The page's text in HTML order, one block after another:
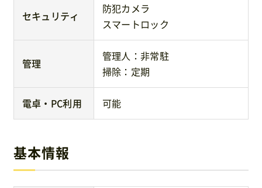
セキュリティ
防犯カメラ
スマートロック
管理
管理人：非常駐
掃除：定期
電卓・PC利用 可能
基本情報